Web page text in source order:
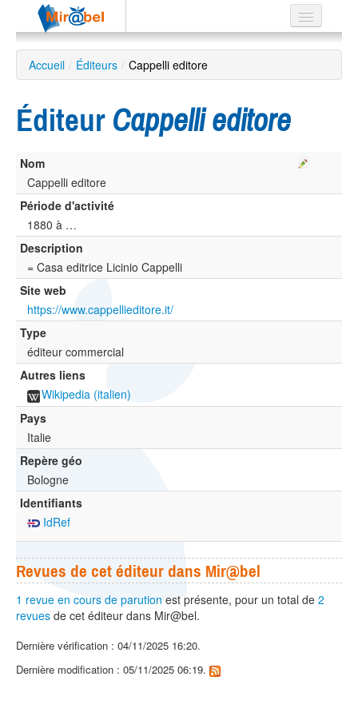
Le réseau
Soutien
Listes
Recherche
avancée
EN
ES
?
Accueil / Éditeurs / Cappelli editore
Éditeur Cappelli editore
Nom
Cappelli editore
Période d'activité
1880 à …
Description
= Casa editrice Licinio Cappelli
Site web
https://www.cappellieditore.it/
Type
éditeur commercial
Autres liens
Wikipedia (italien)
Pays
Italie
Repère géo
Bologne
Identifiants
IdRef
Revues de cet éditeur dans Mir@bel
1 revue en cours de parution est présente, pour un total de 2
revues de cet éditeur dans Mir@bel.
Dernière vérification : 04/11/2025 16:20.
Dernière modification : 05/11/2025 06:19.